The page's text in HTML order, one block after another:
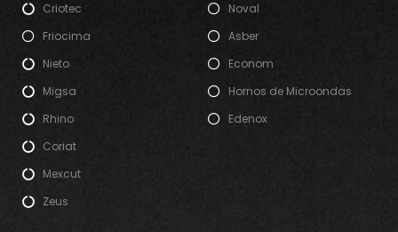
Criotec
Friocima
Nieto
Migsa
Rhino
Coriat
Mexcut
Zeus
Noval
Asber
Econom
Hornos de Microondas
Edenox